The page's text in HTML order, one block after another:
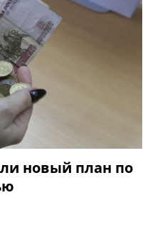
новый план по